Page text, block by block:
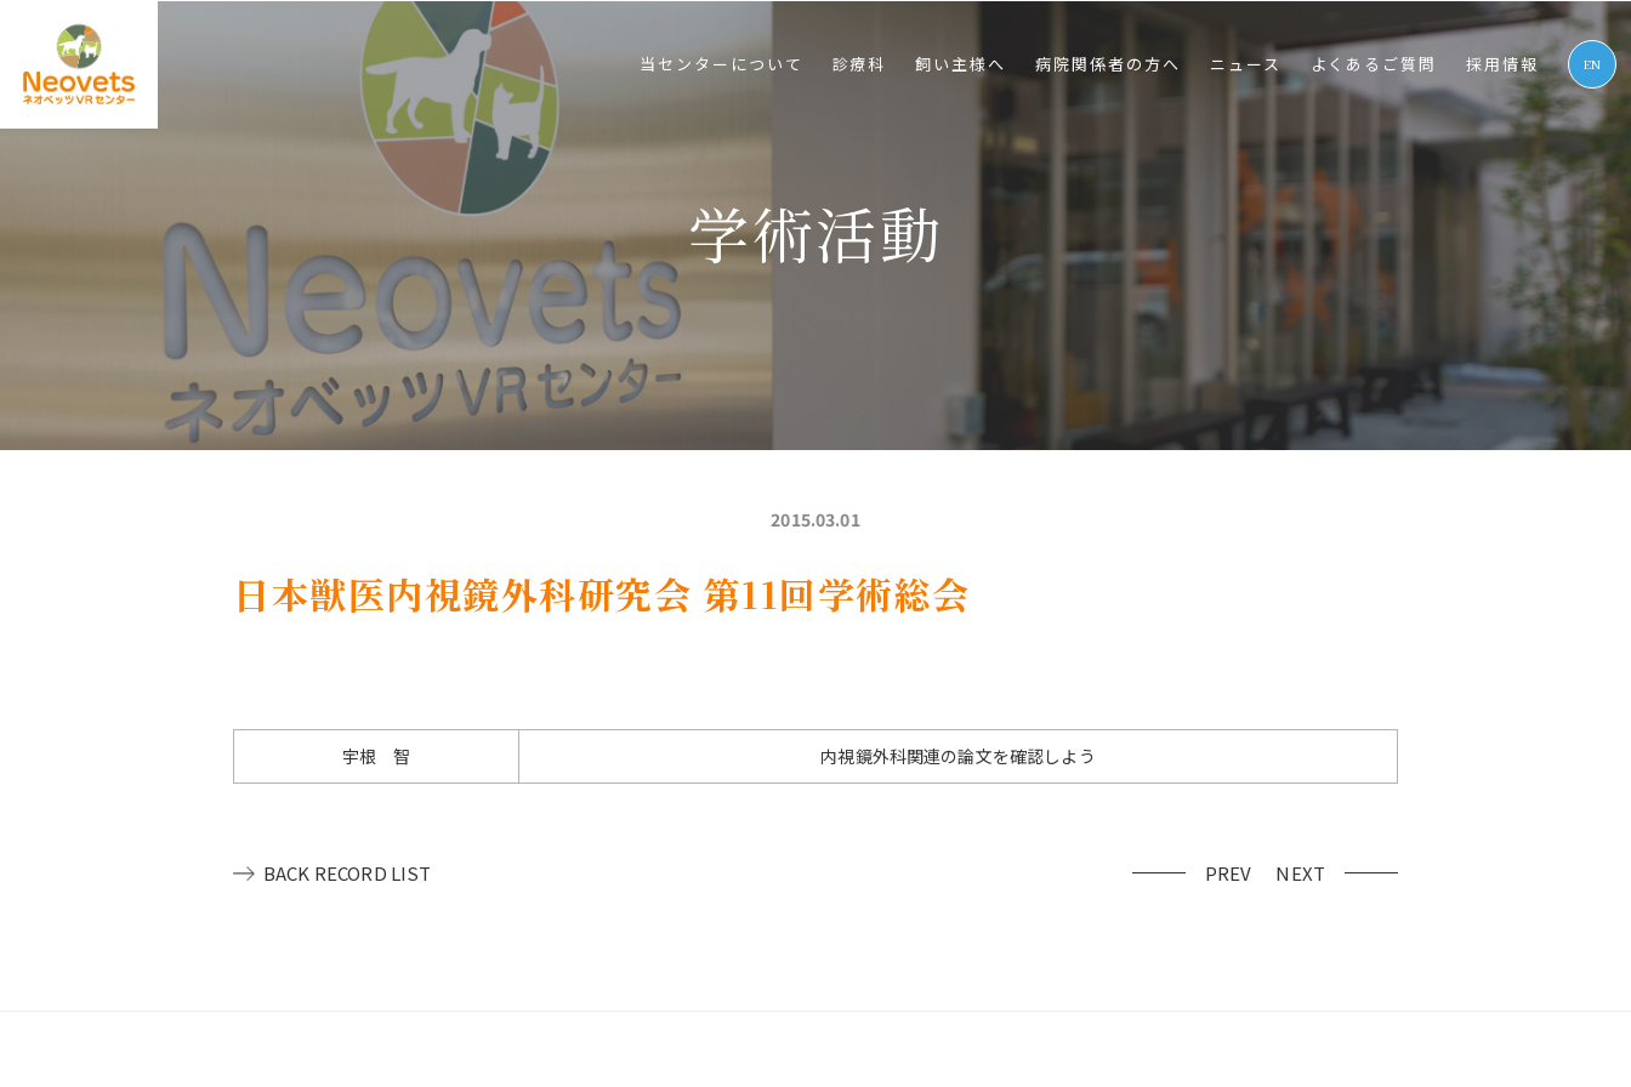
当センターについて 診療科 飼い主様へ 病院関係者の⽅へ ニュース よくあるご質問 採⽤情報 EN
学術活動
2015.03.01
日本獣医内視鏡外科研究会 第11回学術総会
宇根 智 内視鏡外科関連の論文を確認しよう
PREV NEXT
BACK RECORD LIST